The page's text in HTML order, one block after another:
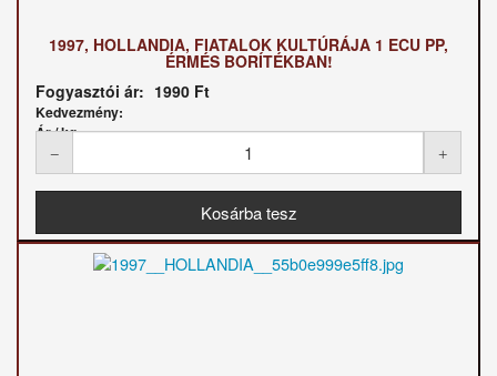
1997, HOLLANDIA, FIATALOK KULTÚRÁJA 1 ECU PP,
ÉRMÉS BORÍTÉKBAN!
Fogyasztói ár: 1990 Ft
Kedvezmény:
Ár / kg: